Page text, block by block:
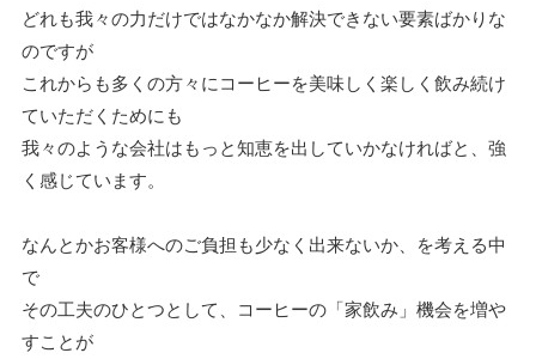
どれも我々の力だけではなかなか解決できない要素ばかりな
のですが
これからも多くの方々にコーヒーを美味しく楽しく飲み続け
ていただくためにも
我々のような会社はもっと知恵を出していかなければと、強
く感じています。
なんとかお客様へのご負担も少なく出来ないか、を考える中
で
その工夫のひとつとして、コーヒーの「家飲み」機会を増や
すことが